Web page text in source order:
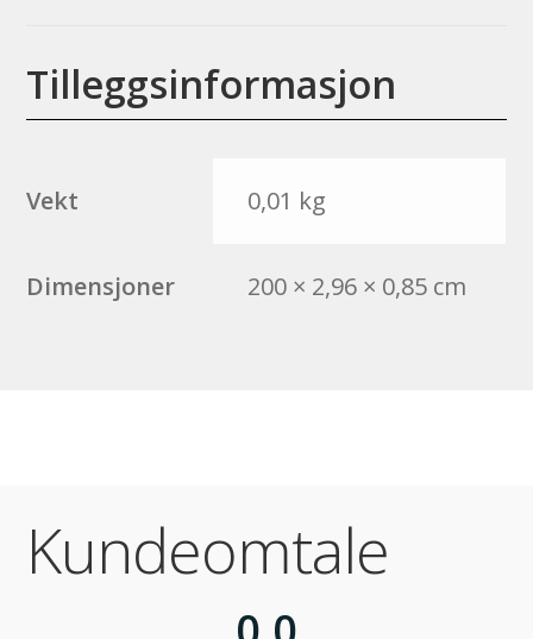
Tilleggsinformasjon
Vekt 0,01 kg
Dimensjoner 200 × 2,96 × 0,85 cm
Kundeomtale